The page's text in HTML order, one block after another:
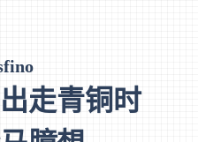
走青铜时